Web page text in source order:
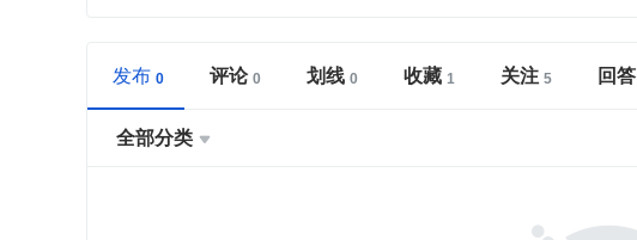
发布 评论 划线 收藏 关注 回答
全部分类 